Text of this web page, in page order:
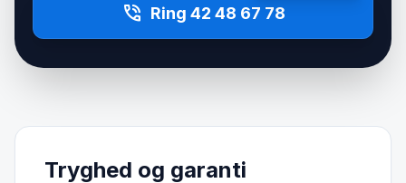
phone_in_talk Ring 42 48 67 78
Tryghed og garanti